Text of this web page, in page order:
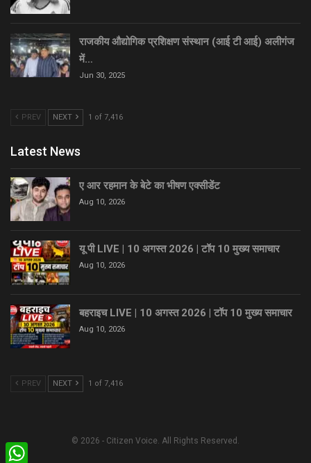
राजकीय औद्योगिक प्रशिक्षण संस्थान (आई टी आई) अलीगंज
में…
Jun 30, 2025
PREV NEXT 1 of 7,416
Latest News
ए आर रहमान के बेटे का भीषण एक्सीडेंट
Aug 10, 2026
यू पी LIVE | 10 अगस्त 2026 | टॉप 10 मुख्य समाचार
Aug 10, 2026
बहराइच LIVE | 10 अगस्त 2026 | टॉप 10 मुख्य समाचार
Aug 10, 2026
PREV NEXT 1 of 7,416
© 2026 - Citizen Voice. All Rights Reserved.